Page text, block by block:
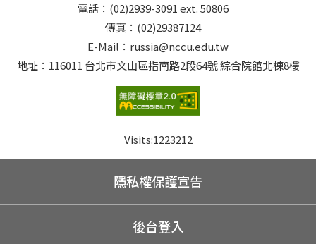
電話：(02)2939-3091 ext. 50806
傳真：(02)29387124
E-Mail：russia@nccu.edu.tw
地址：116011 台北市文山區指南路2段64號 綜合院館北棟8樓
Visits:1223212
隱私權保護宣告
後台登入